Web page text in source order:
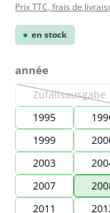
Prix TTC, frais de
en stock
Sélectionnez
année
Zufallsausgabe
(Cette
1995
1999
2003
2007
2011